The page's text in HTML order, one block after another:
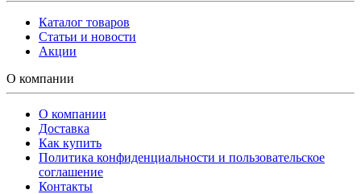
Каталог товаров
Статьи и новости
Акции
О компании
О компании
Доставка
Как купить
Политика конфиденциальности и пользовательское
соглашение
Контакты